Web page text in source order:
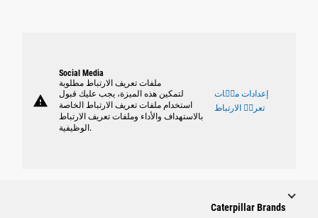
warning
Social Media
ملفات تعريف الارتباط مطلوبة
لتمكين هذه الميزة، يجب عليك قبول
استخدام ملفات تعريف الارتباط الخاصة
بالاستهداف والأداء وملفات تعريف الارتباط
الوظيفية.
إعدادات ملٝات
تعريٝ الارتباط
Caterpillar Brands